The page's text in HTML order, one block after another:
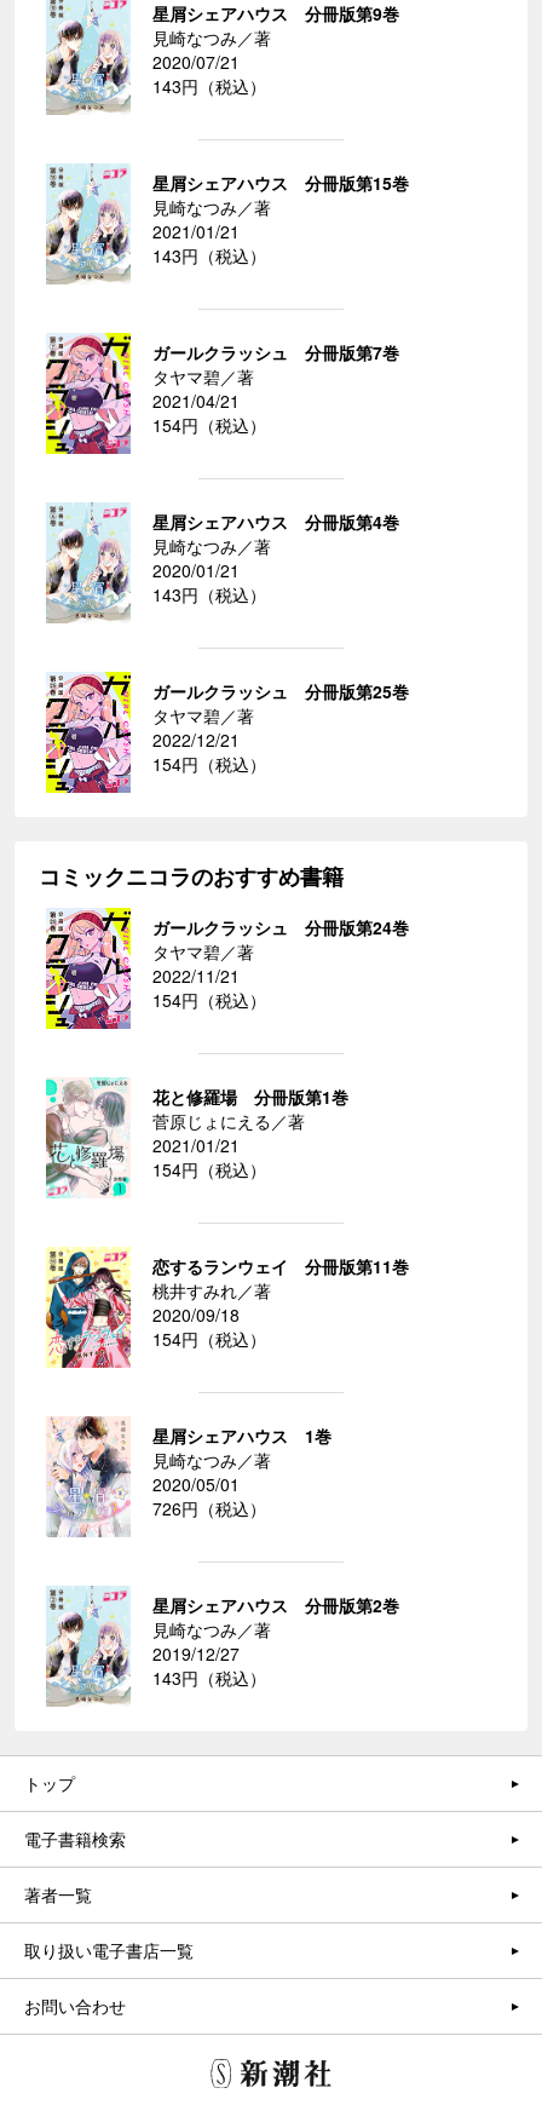
星屑シェアハウス 分冊版第9巻
見崎なつみ／著
2020/07/21
143円（税込）
星屑シェアハウス 分冊版第15巻
見崎なつみ／著
2021/01/21
143円（税込）
ガールクラッシュ 分冊版第7巻
タヤマ碧／著
2021/04/21
154円（税込）
星屑シェアハウス 分冊版第4巻
見崎なつみ／著
2020/01/21
143円（税込）
ガールクラッシュ 分冊版第25巻
タヤマ碧／著
2022/12/21
154円（税込）
コミックニコラのおすすめ書籍
ガールクラッシュ 分冊版第24巻
タヤマ碧／著
2022/11/21
154円（税込）
花と修羅場 分冊版第1巻
菅原じょにえる／著
2021/01/21
154円（税込）
恋するランウェイ 分冊版第11巻
桃井すみれ／著
2020/09/18
154円（税込）
星屑シェアハウス 1巻
見崎なつみ／著
2020/05/01
726円（税込）
星屑シェアハウス 分冊版第2巻
見崎なつみ／著
2019/12/27
143円（税込）
トップ
電子書籍検索
著者一覧
取り扱い電子書店一覧
お問い合わせ